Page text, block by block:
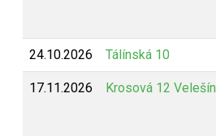
24.10.2026 Tálínská 10
17.11.2026 Krosová 12 Velešín